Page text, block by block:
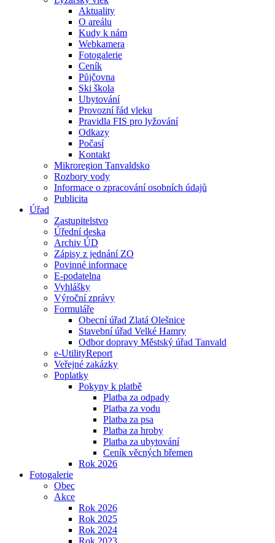
Aktuality
O areálu
Kudy k nám
Webkamera
Fotogalerie
Ceník
Půjčovna
Ski škola
Ubytování
Provozní řád vleku
Pravidla FIS pro lyžování
Odkazy
Počasí
Kontakt
Mikroregion Tanvaldsko
Rozbory vody
Informace o zpracování osobních údajů
Publicita
Úřad
Zastupitelstvo
Úřední deska
Archiv ÚD
Zápisy z jednání ZO
Povinné informace
E-podatelna
Vyhlášky
Výroční zprávy
Formuláře
Obecní úřad Zlatá Olešnice
Stavební úřad Velké Hamry
Odbor dopravy Městský úřad Tanvald
e-UtilityReport
Veřejné zakázky
Poplatky
Pokyny k platbě
Platba za odpady
Platba za vodu
Platba za psa
Platba za hroby
Platba za ubytování
Ceník věcných břemen
Rok 2026
Fotogalerie
Obec
Akce
Rok 2026
Rok 2025
Rok 2024
Rok 2023